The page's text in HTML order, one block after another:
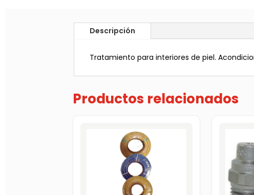
Descripción
Tratamiento para interiores de piel.
Productos relacionados